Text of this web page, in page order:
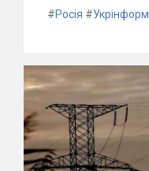
#Росія #Укрінформ